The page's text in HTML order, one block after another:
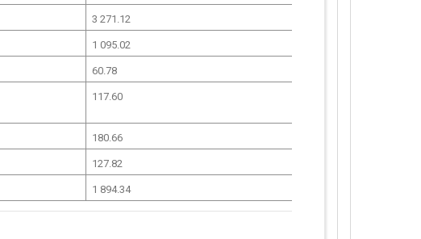
3 271.12
1 095.02
60.78
117.60
180.66
127.82
1 894.34